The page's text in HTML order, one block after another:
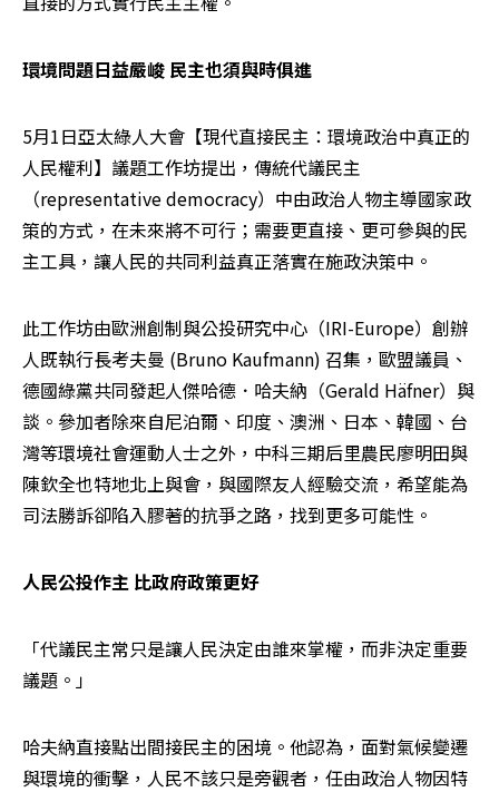
環境問題日益嚴峻 民主也須與時俱進
5月1日亞太綠人大會【現代直接民主：環境政治中真正的
人民權利】議題工作坊提出，傳統代議民主
（representative democracy）中由政治人物主導國家政
策的方式，在未來將不可行；需要更直接、更可參與的民
主工具，讓人民的共同利益真正落實在施政決策中。
此工作坊由歐洲創制與公投研究中心（IRI-Europe）創辦
人既執行長考夫曼 (Bruno Kaufmann) 召集，歐盟議員、
德國綠黨共同發起人傑哈德．哈夫納（Gerald Häfner）與
談。參加者除來自尼泊爾、印度、澳洲、日本、韓國、台
灣等環境社會運動人士之外，中科三期后里農民廖明田與
陳欽全也特地北上與會，與國際友人經驗交流，希望能為
司法勝訴卻陷入膠著的抗爭之路，找到更多可能性。
人民公投作主 比政府政策更好
「代議民主常只是讓人民決定由誰來掌權，而非決定重要
議題。」
哈夫納直接點出間接民主的困境。他認為，面對氣候變遷
與環境的衝擊，人民不該只是旁觀者，任由政治人物因特